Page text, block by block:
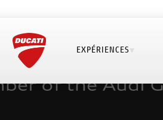
EXPÉRIENCES